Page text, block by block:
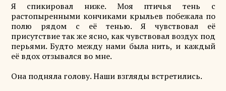
Я спикировал ниже. Моя птичья тень с
растопыренными кончиками крыльев побежала по
полю рядом с её тенью. Я чувствовал её
присутствие так же ясно, как чувствовал воздух под
перьями. Будто между нами была нить, и каждый
её вдох отзывался во мне.
Она подняла голову. Наши взгляды встретились.